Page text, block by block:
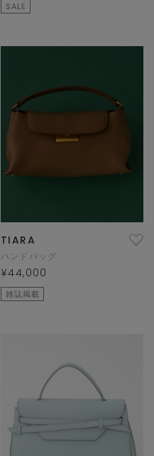
SALE
TIARA
ハンドバッグ
¥44,000
雑誌掲載